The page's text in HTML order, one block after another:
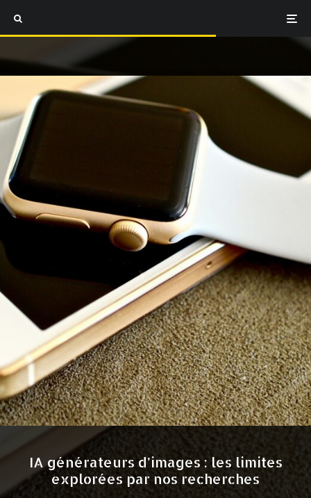
IA générateurs d’images : les limites
explorées par nos recherches